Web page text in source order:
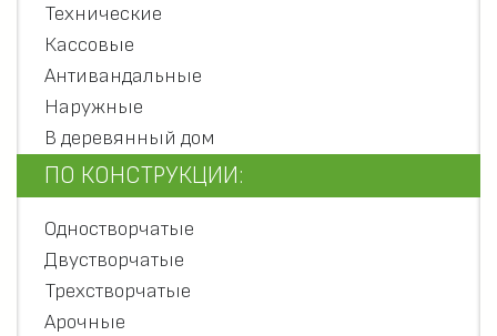
Технические
Кассовые
Антивандальные
Наружные
В деревянный дом
ПО КОНСТРУКЦИИ:
Одностворчатые
Двустворчатые
Трехстворчатые
Арочные